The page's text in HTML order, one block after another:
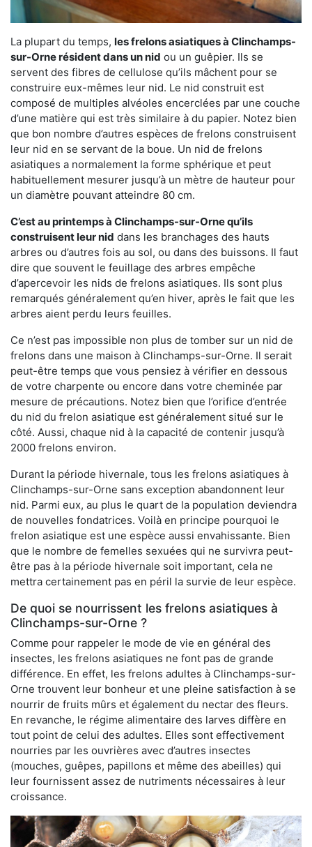
La plupart du temps, les frelons asiatiques à Clinchamps-
sur-Orne résident dans un nid ou un guêpier. Ils se
servent des fibres de cellulose qu’ils mâchent pour se
construire eux-mêmes leur nid. Le nid construit est
composé de multiples alvéoles encerclées par une couche
d’une matière qui est très similaire à du papier. Notez bien
que bon nombre d’autres espèces de frelons construisent
leur nid en se servant de la boue. Un nid de frelons
asiatiques a normalement la forme sphérique et peut
habituellement mesurer jusqu’à un mètre de hauteur pour
un diamètre pouvant atteindre 80 cm.
C’est au printemps à Clinchamps-sur-Orne qu’ils
construisent leur nid dans les branchages des hauts
arbres ou d’autres fois au sol, ou dans des buissons. Il faut
dire que souvent le feuillage des arbres empêche
d’apercevoir les nids de frelons asiatiques. Ils sont plus
remarqués généralement qu’en hiver, après le fait que les
arbres aient perdu leurs feuilles.
Ce n’est pas impossible non plus de tomber sur un nid de
frelons dans une maison à Clinchamps-sur-Orne. Il serait
peut-être temps que vous pensiez à vérifier en dessous
de votre charpente ou encore dans votre cheminée par
mesure de précautions. Notez bien que l’orifice d’entrée
du nid du frelon asiatique est généralement situé sur le
côté. Aussi, chaque nid à la capacité de contenir jusqu’à
2000 frelons environ.
Durant la période hivernale, tous les frelons asiatiques à
Clinchamps-sur-Orne sans exception abandonnent leur
nid. Parmi eux, au plus le quart de la population deviendra
de nouvelles fondatrices. Voilà en principe pourquoi le
frelon asiatique est une espèce aussi envahissante. Bien
que le nombre de femelles sexuées qui ne survivra peut-
être pas à la période hivernale soit important, cela ne
mettra certainement pas en péril la survie de leur espèce.
De quoi se nourrissent les frelons asiatiques à
Clinchamps-sur-Orne ?
Comme pour rappeler le mode de vie en général des
insectes, les frelons asiatiques ne font pas de grande
différence. En effet, les frelons adultes à Clinchamps-sur-
Orne trouvent leur bonheur et une pleine satisfaction à se
nourrir de fruits mûrs et également du nectar des fleurs.
En revanche, le régime alimentaire des larves diffère en
tout point de celui des adultes. Elles sont effectivement
nourries par les ouvrières avec d’autres insectes
(mouches, guêpes, papillons et même des abeilles) qui
leur fournissent assez de nutriments nécessaires à leur
croissance.